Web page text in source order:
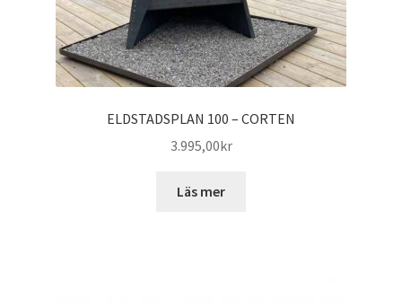
ELDSTADSPLAN 100 – CORTEN
3.995,00kr
Läs mer